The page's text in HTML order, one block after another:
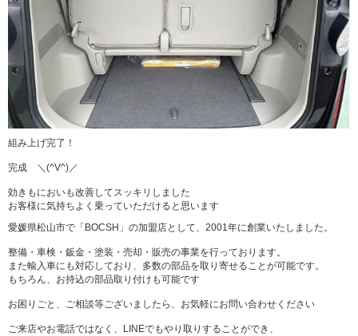
組み上げ完了！
完成 ＼(^V^)／
効きもにおいも改善してスッキリしました
お客様に気持ちよく乗っていただけると思います
愛媛県松山市で「BOCSH」の加盟店として、2001年に創業いたしました。
整備・車検・鈑金・塗装・売却・販売の事業を行っております。
また輸入車にも対応しており、多数の部品を取り寄せることが可能です。
もちろん、お持込の部品取り付けも可能です
お困りごと、ご相談等ございましたら、お気軽にお問い合わせください
ご来店やお電話ではなく、LINEでもやり取りすることができ、